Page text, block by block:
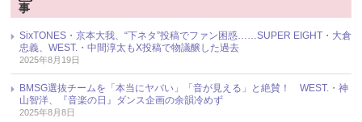
事
SixTONES・京本大我、“下ネタ”投稿でファン困惑……SUPER EIGHT・大倉
忠義、WEST.・中間淳太もX投稿で物議醸した過去
2025年8月19日
BMSG選抜チームを「本当にヤバい」「音が見える」と絶賛！ WEST.・神
山智洋、『音楽の日』ダンス企画の余韻冷めず
2025年8月8日